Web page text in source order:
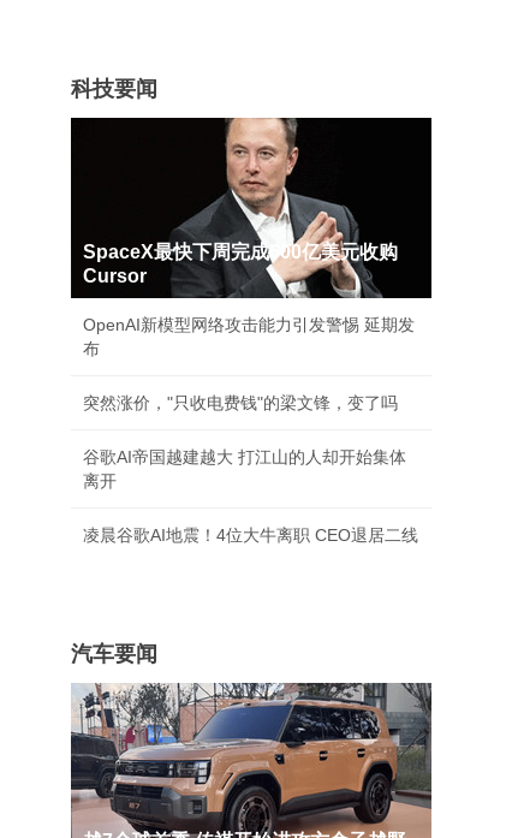
科技要闻
SpaceX最快下周完成600亿美元收购
Cursor
OpenAI新模型网络攻击能力引发警惕 延期发
布
突然涨价，"只收电费钱"的梁文锋，变了吗
谷歌AI帝国越建越大 打江山的人却开始集体
离开
凌晨谷歌AI地震！4位大牛离职 CEO退居二线
汽车要闻